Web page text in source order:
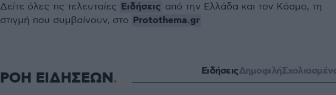
Δείτε όλες τις τελευταίες Ειδήσεις από την Ελλάδα και τον Κόσμο, τη
στιγμή που συμβαίνουν, στο Protothema.gr
ΡΟΗ ΕΙΔΗΣΕΩΝ ΕιδήσειςΔημοφιλή